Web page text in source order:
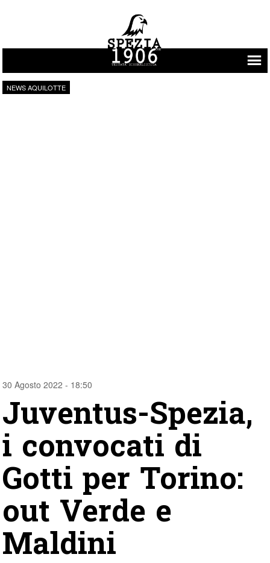
Vai al contenuto
NEWS AQUILOTTE
30 Agosto 2022 - 18:50
Juventus-Spezia,
i convocati di
Gotti per Torino:
out Verde e
Maldini